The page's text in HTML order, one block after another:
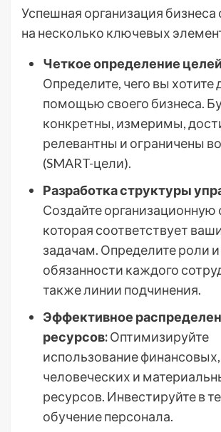
Успешная организация бизнеса
на несколько ключевых
Четкое определение
Определите, чего вы хотите
помощью своего бизнеса.
конкретны, измеримы,
релевантны и ограничены
(SMART-цели).
Разработка структуры
Создайте организационную
которая соответствует
задачам. Определите роли и
обязанности каждого
также линии подчинения.
Эффективное
ресурсов:Оптимизируйте
использование финансовых,
человеческих и
ресурсов. Инвестируйте в
обучение персонала.